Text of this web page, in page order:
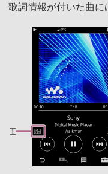
歌詞情報が付いた曲に